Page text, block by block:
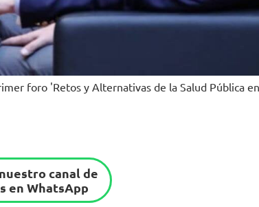
foro 'Retos y Alternativas de la Salud Pública en
canal de
en WhatsApp